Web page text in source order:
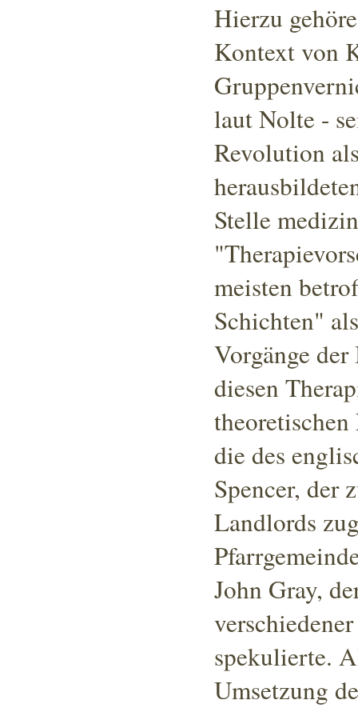
Hierzu
Kontext von
laut Nolte -
Revolution
Stelle
meisten
Schichten"
Vorgänge
diesen
die des
Spencer, der
Landlords
John Gray,
spekulierte.
Umsetzung